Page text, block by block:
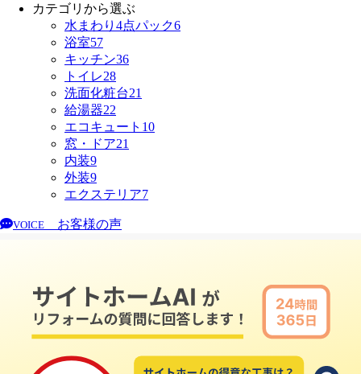
カテゴリから選ぶ
水まわり4点パック6
浴室57
キッチン36
トイレ28
洗面化粧台21
給湯器22
エコキュート 10
窓・ドア21
内装9
外装9
エクステリア7
VOICE お客様の声